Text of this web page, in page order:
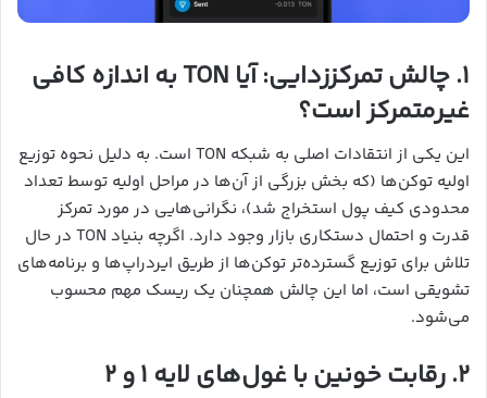
۱. چالش تمرکززدایی: آیا TON به اندازه کافی
غیرمتمرکز است؟
این یکی از انتقادات اصلی به شبکه TON است. به دلیل نحوه توزیع
اولیه توکن‌ها (که بخش بزرگی از آن‌ها در مراحل اولیه توسط تعداد
محدودی کیف پول استخراج شد)، نگرانی‌هایی در مورد تمرکز
قدرت و احتمال دستکاری بازار وجود دارد. اگرچه بنیاد TON در حال
تلاش برای توزیع گسترده‌تر توکن‌ها از طریق ایردراپ‌ها و برنامه‌های
تشویقی است، اما این چالش همچنان یک ریسک مهم محسوب
می‌شود.
۲. رقابت خونین با غول‌های لایه ۱ و ۲